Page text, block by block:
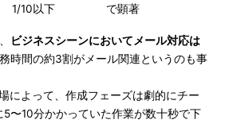
1/10以下
で顕著
ビジネスシーンにおいてメール対応は
時間の約3割がメール関連というのも事
によって、作成フェーズは劇的にチー
5〜10分かかっていた作業が数十秒で下